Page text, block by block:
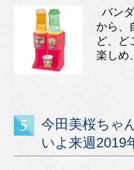
バン
から、
ど、ど
楽しめ
今田美桜ちゃ
いよ来週2019